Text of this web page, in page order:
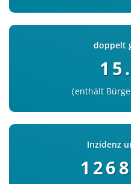
doppelt
enthält
Inzidenz